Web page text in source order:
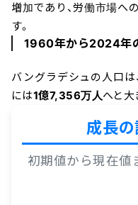
増加であり、労働市場へ
す。
1960年から2024年
バングラデシュの人口は
には1億7,356万人へと大
成長
初期値から現在値